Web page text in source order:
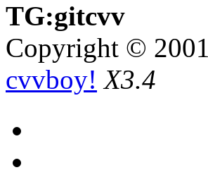
TG:gitcvv
Copyright ©
cvvboy! X3.4